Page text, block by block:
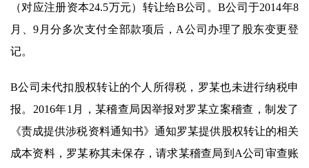
（对应注册资本24.5万元）转让给B公司。B公司于2014年8
月、9月分多次支付全部款项后，A公司办理了股东变更登
记。
B公司未代扣股权转让的个人所得税，罗某也未进行纳税申
报。2016年1月，某稽查局因举报对罗某立案稽查，制发了
《责成提供涉税资料通知书》通知罗某提供股权转让的相关
成本资料，罗某称其未保存，请求某稽查局到A公司审查账